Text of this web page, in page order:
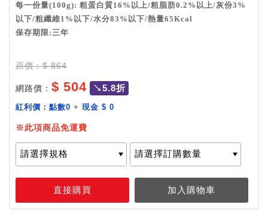
每一份量(100g): 粗蛋白質16%以上/粗脂肪0.2%以上/灰份3%
以下/粗纖維1%以下/水分83%以下/熱量65Kcal
保存期限:三年
原價：$ 864
網路價： $ 504 ↘5.8折
紅利價： 點數0 + 現金 $ 0
※此項商品免運費